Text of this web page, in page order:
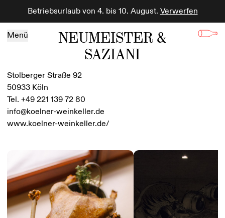
Betriebsurlaub von 4. bis 10. August. Verwerfen
Menü
NEUMEISTER &
SAZIANI
Stolberger Straße 92
50933 Köln
Tel. +49 221 139 72 80
info@koelner-weinkeller.de
www.koelner-weinkeller.de/